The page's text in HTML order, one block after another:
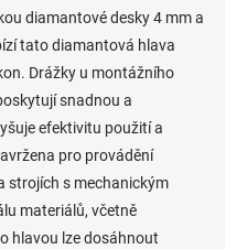
diamantové desky 4 mm a
tato diamantová hlava
Drážky u montážního
snadnou a
efektivitu použití a
pro provádění
strojích s mechanickým
materiálů, včetně
hlavou lze dosáhnout